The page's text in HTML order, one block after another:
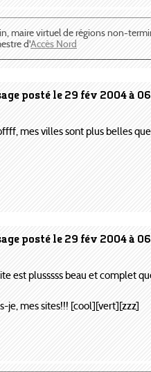
maire virtuel de régions non-
d'Accès Nord
posté le 29 fév 2004 à
mes villes sont plus belles
posté le 29 fév 2004 à
est plusssss beau et complet
je, mes sites!!! [cool][vert][zzz]